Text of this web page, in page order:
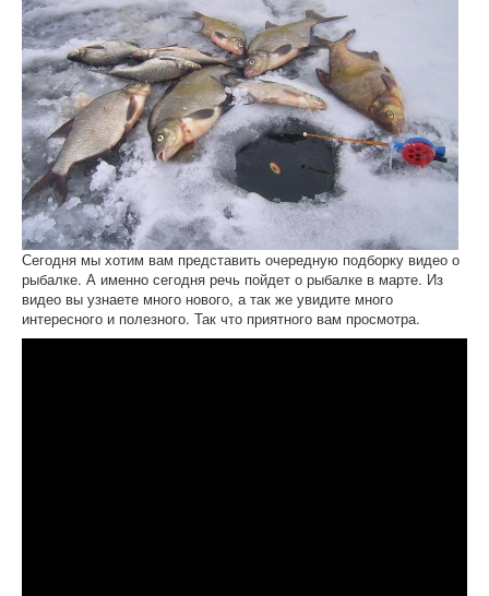
Сегодня мы хотим вам представить очередную подборку видео о
рыбалке. А именно сегодня речь пойдет о рыбалке в марте. Из
видео вы узнаете много нового, а так же увидите много
интересного и полезного. Так что приятного вам просмотра.